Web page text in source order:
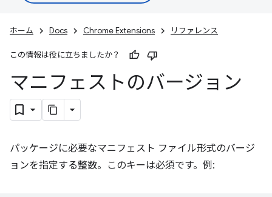
ホーム Docs Chrome Extensions リファレンス
この情報は役に立ちましたか？
マニフェストのバージョン
パッケージに必要なマニフェスト ファイル形式のバージ
ョンを指定する整数。このキーは必須です。例: